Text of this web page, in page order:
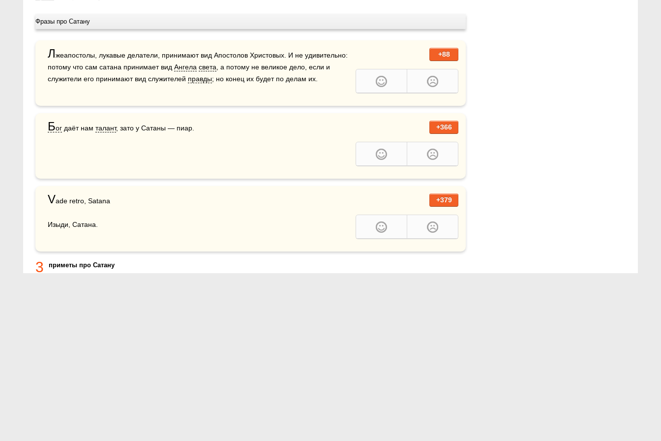
Фразы про Сатану
+88
Лжеапостолы, лукавые делатели, принимают вид Апостолов Христовых. И не удивительно:
потому что сам сатана принимает вид Ангела света , а потому не великое дело, если и
служители его принимают вид служителей правды; но конец их будет по делам их.
+366
Бог даёт нам талант, зато у Сатаны — пиар.
+379
Vade retro, Satana
Изыди, Сатана.
3 приметы про Сатану